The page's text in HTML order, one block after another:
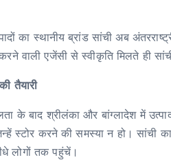
का स्थानीय ब्रांड सांची अब
वाली एजेंसी से स्वीकृति मिलते ही
तैयारी
के बाद श्रीलंका और बांग्लादेश में
स्टोर करने की समस्या न हो। सांची
लोगों तक पहुंचें।